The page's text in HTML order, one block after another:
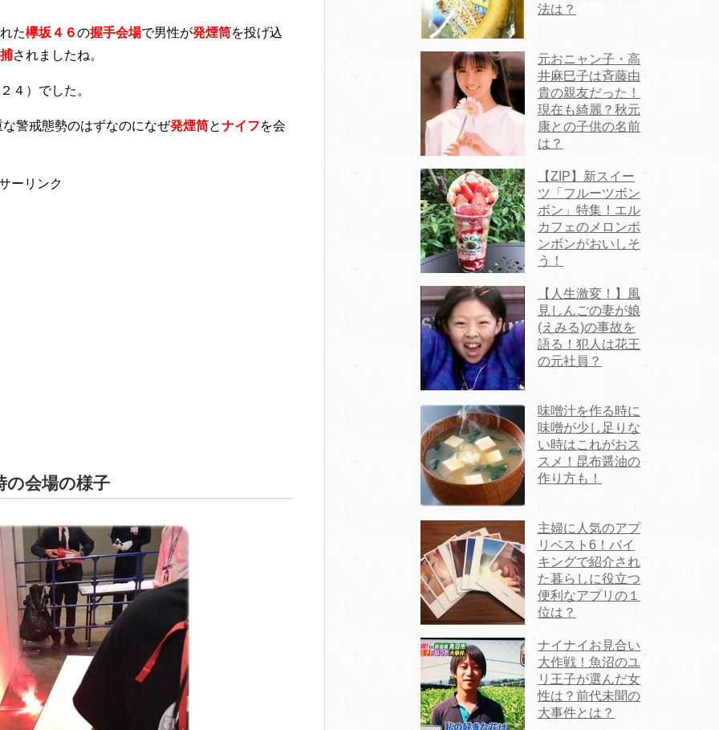
た欅坂４６の握手会場で男性が発煙筒を投げ込
されましたね。
４）でした。
警戒態勢のはずなのになぜ発煙筒とナイフを会
ーリンク
の会場の様子
法は？
元おニャン子・高
井麻巳子は斉藤由
貴の親友だった！
現在も綺麗？秋元
康との子供の名前
は？
【ZIP】新スイー
ツ「フルーツボン
ボン」特集！エル
カフェのメロンボ
ンボンがおいしそ
う！
【人生激変！】風
見しんごの妻が娘
(えみる)の事故を
語る！犯人は花王
の元社員？
味噌汁を作る時に
味噌が少し足りな
い時はこれがおス
スメ！昆布醤油の
作り方も！
主婦に人気のアプ
リベスト6！バイ
キングで紹介され
た暮らしに役立つ
便利なアプリの１
位は？
ナイナイお見合い
大作戦！魚沼のユ
リ王子が選んだ女
性は？前代未聞の
大事件とは？